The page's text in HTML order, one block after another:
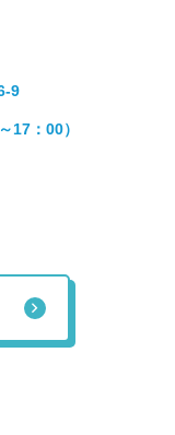
9
17：00）